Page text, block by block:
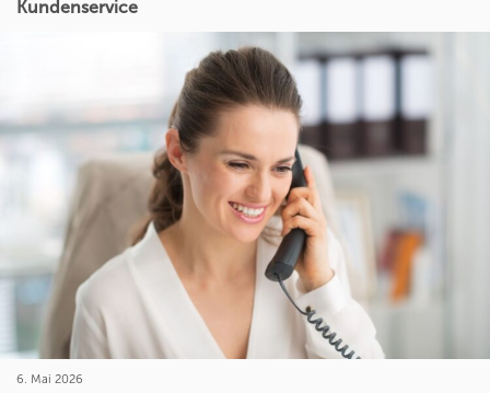
Kundenservice
6. Mai 2026